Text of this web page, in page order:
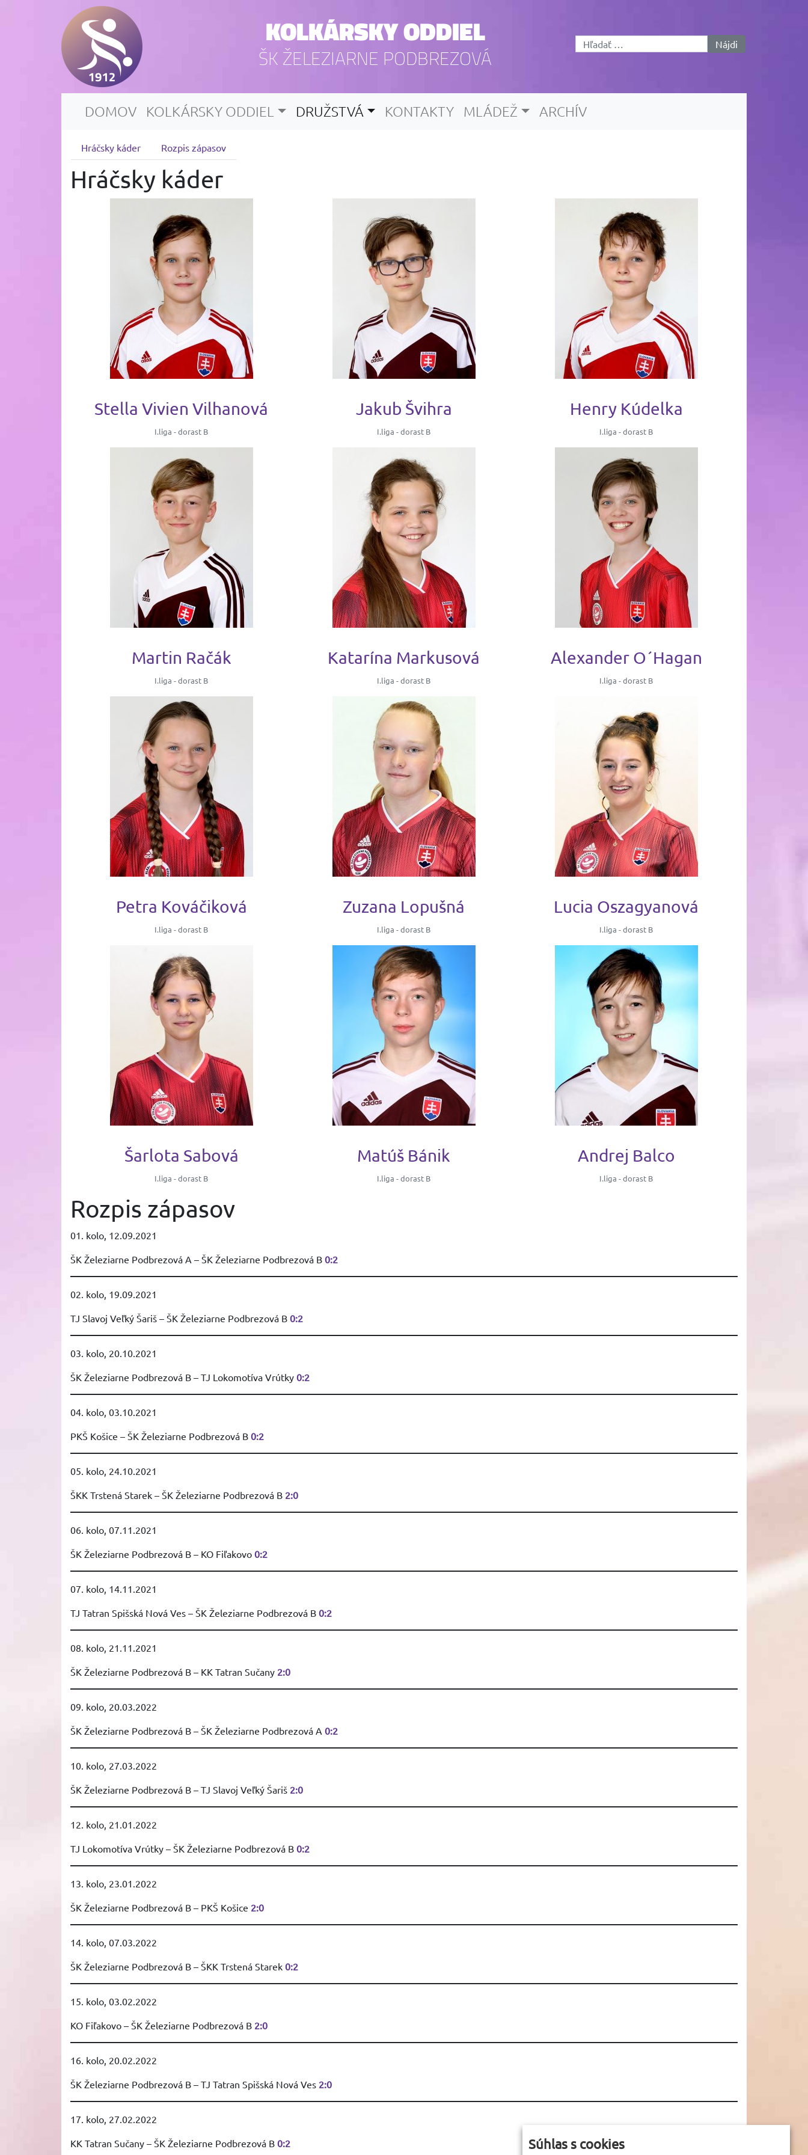
KOLKÁRSKY ODDIEL
ŠK ŽELEZIARNE PODBREZOVÁ Hľadať:
DOMOV KOLKÁRSKY ODDIEL DRUŽSTVÁ KONTAKTY MLÁDEŽ ARCHÍV
Hráčsky káder Rozpis zápasov
Hráčsky káder
Stella Vivien Vilhanová
I.liga - dorast B
Jakub Švihra
I.liga - dorast B
Henry Kúdelka
I.liga - dorast B
Martin Račák
I.liga - dorast B
Katarína Markusová
I.liga - dorast B
Alexander O´Hagan
I.liga - dorast B
Petra Kováčiková
I.liga - dorast B
Zuzana Lopušná
I.liga - dorast B
Lucia Oszagyanová
I.liga - dorast B
Šarlota Sabová
I.liga - dorast B
Matúš Bánik
I.liga - dorast B
Andrej Balco
I.liga - dorast B
Rozpis zápasov
01. kolo, 12.09.2021
ŠK Železiarne Podbrezová A – ŠK Železiarne Podbrezová B 0:2
02. kolo, 19.09.2021
TJ Slavoj Veľký Šariš – ŠK Železiarne Podbrezová B 0:2
03. kolo, 20.10.2021
ŠK Železiarne Podbrezová B – TJ Lokomotíva Vrútky 0:2
04. kolo, 03.10.2021
PKŠ Košice – ŠK Železiarne Podbrezová B 0:2
05. kolo, 24.10.2021
ŠKK Trstená Starek – ŠK Železiarne Podbrezová B 2:0
06. kolo, 07.11.2021
ŠK Železiarne Podbrezová B – KO Fiľakovo 0:2
07. kolo, 14.11.2021
TJ Tatran Spišská Nová Ves – ŠK Železiarne Podbrezová B 0:2
08. kolo, 21.11.2021
ŠK Železiarne Podbrezová B – KK Tatran Sučany 2:0
09. kolo, 20.03.2022
ŠK Železiarne Podbrezová B – ŠK Železiarne Podbrezová A 0:2
10. kolo, 27.03.2022
ŠK Železiarne Podbrezová B – TJ Slavoj Veľký Šariš 2:0
12. kolo, 21.01.2022
TJ Lokomotíva Vrútky – ŠK Železiarne Podbrezová B 0:2
13. kolo, 23.01.2022
ŠK Železiarne Podbrezová B – PKŠ Košice 2:0
14. kolo, 07.03.2022
ŠK Železiarne Podbrezová B – ŠKK Trstená Starek 0:2
15. kolo, 03.02.2022
KO Fiľakovo – ŠK Železiarne Podbrezová B 2:0
16. kolo, 20.02.2022
ŠK Železiarne Podbrezová B – TJ Tatran Spišská Nová Ves 2:0
17. kolo, 27.02.2022
KK Tatran Sučany – ŠK Železiarne Podbrezová B 0:2 Súhlas s cookies